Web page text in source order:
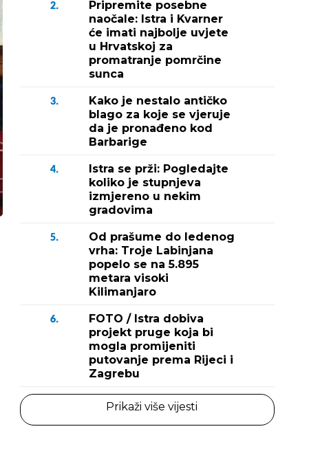
2.
Pripremite posebne
naočale: Istra i Kvarner
će imati najbolje uvjete
u Hrvatskoj za
promatranje pomrčine
sunca
3.
Kako je nestalo antičko
blago za koje se vjeruje
da je pronađeno kod
Barbarige
4.
Istra se prži: Pogledajte
koliko je stupnjeva
izmjereno u nekim
gradovima
5.
Od prašume do ledenog
vrha: Troje Labinjana
popelo se na 5.895
metara visoki
Kilimanjaro
6.
FOTO / Istra dobiva
projekt pruge koja bi
mogla promijeniti
putovanje prema Rijeci i
Zagrebu
Prikaži više vijesti